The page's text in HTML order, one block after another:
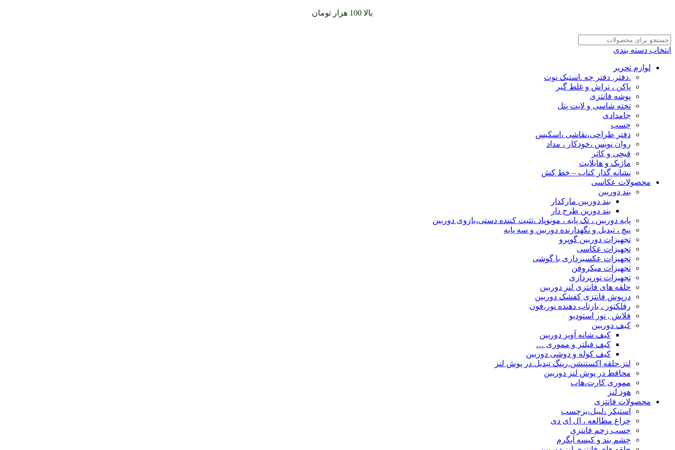
بالا 100 هزار تومان
انتخاب دسته بندی
لوازم تحریر
.دفتر. دفتر چه .استیک نوت
پاکن ، تراش و غلط گیر
پوشه فانتزی
تخته شاسی و لایت پنل
جامدادی
چسب
دفتر طراحی،نقاشی ،اسکیس
روان نویس ،خودکار ، مداد
قیچی و کاتر
ماژیک و هایلایت
نشانه گذار کتاب – خط کش
محصولات عکاسی
بند دوربین
بند دوربین مارکدار
بند دورین طرح دار
پایه دوربین ، تک پایه ، مونوپاد ،تثیت کننده دستی،بازوی دوربین
پیچ ، تبدیل و نگهدارنده دوربین و سه پایه
تجهیزات دوربین گوپرو
تجهیزات عکاسی
تجهیزات عکسبرداری با گوشی
تجهیزات میکروفن
تجهیزات نورپردازی
حلقه های فانتزی لنز دوربین
درپوش فانتزی کفشک دوربین
رفلکتور ، بازتاب دهنده نور،فون
فلاش , نور استودیو
کیف دوربین
کیف شانه آویز دوربین
کیف فیلتر و مموری …
کیف کوله و دوشی دوربین
لنز.حلقه اکستنشن.رینگ تبدیل.در پوش لنز
محافظ در پوش لنز دوربین
مموری کارت،هاب
هود لنز
محصولات فانتزی
استیکر ،لیبل،برچسب
چراغ مطالعه ، ال ای دی
چسب زخم فانتزی
چشم بند و کیسه آبگرم